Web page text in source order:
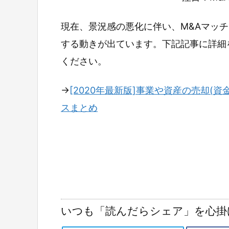
現在、景況感の悪化に伴い、M&Aマッ
する動きが出ています。下記記事に詳
ください。
→[2020年最新版]事業や資産の売却(資
スまとめ
いつも「読んだらシェア」を心